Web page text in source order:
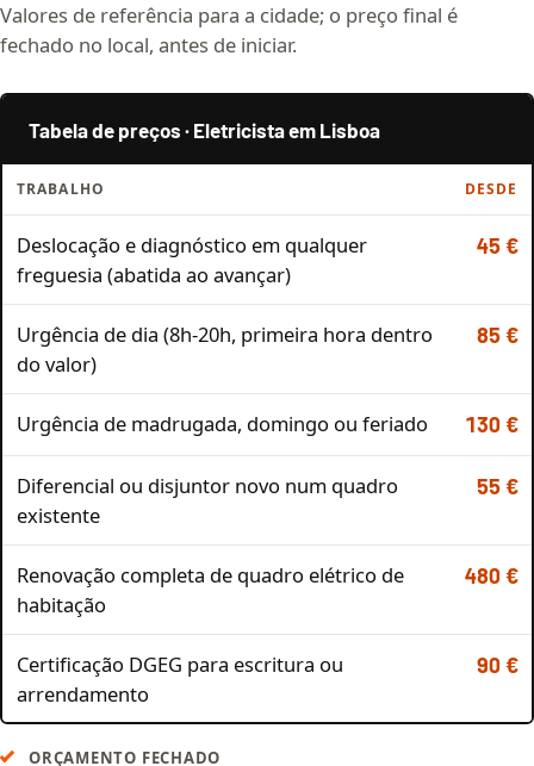
Valores de referência para a cidade; o preço final é
fechado no local, antes de iniciar.
Tabela de preços · Eletricista em Lisboa
TRABALHO DESDE
Deslocação e diagnóstico em qualquer
freguesia (abatida ao avançar)
45 €
Urgência de dia (8h-20h, primeira hora dentro
do valor)
85 €
Urgência de madrugada, domingo ou feriado 130 €
Diferencial ou disjuntor novo num quadro
existente
55 €
Renovação completa de quadro elétrico de
habitação
480 €
Certificação DGEG para escritura ou
arrendamento
90 €
ORÇAMENTO FECHADO